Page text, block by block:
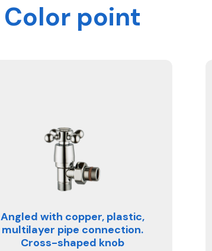
Color point
Angled with copper, plastic,
multilayer pipe connection.
Cross-shaped knob